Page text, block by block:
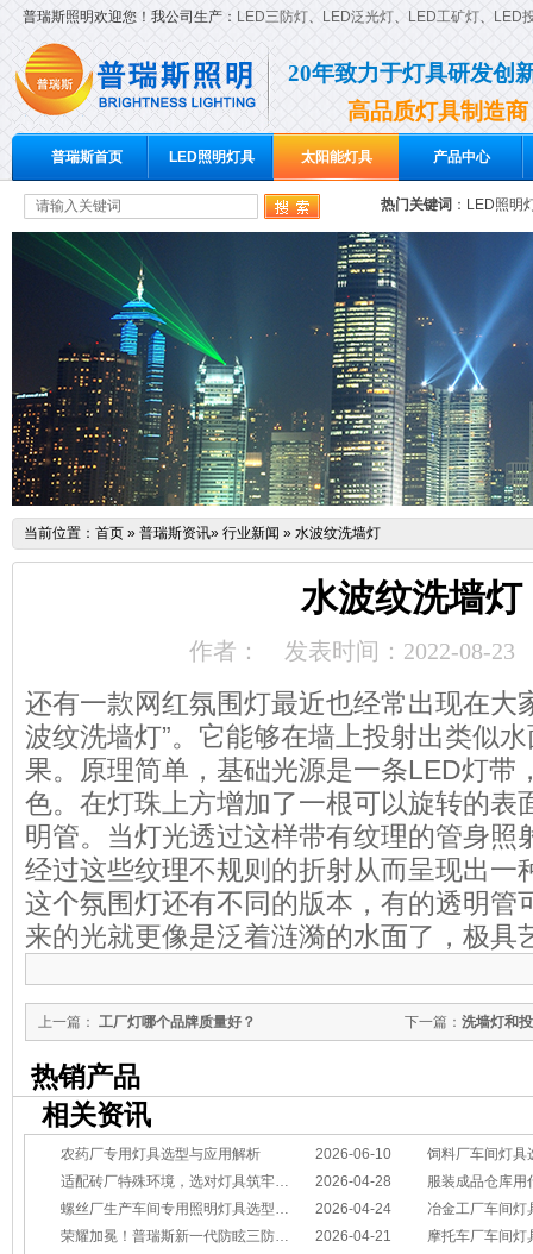
普瑞斯照明欢迎您！我公司生产： LED三防灯、 LED泛光灯、 LED工矿灯、 LED
20年致力于灯具研发创
高品质灯具制造商
普瑞斯首页 LED照明灯具 太阳能灯具 产品中心
热门关键词 ： LED照明
当前位置： 首页 » 普瑞斯资讯» 行业新闻 » 水波纹洗墙灯
水波纹洗墙灯
作者： 发表时间：2022-08-23
还有一款网红氛围灯最近也经常出现在大
波纹洗墙灯”。它能够在墙上投射出类似
果。原理简单，基础光源是一条LED灯带
色。在灯珠上方增加了一根可以旋转的表
明管。当灯光透过这样带有纹理的管身照
经过这些纹理不规则的折射从而呈现出一
这个氛围灯还有不同的版本，有的透明管
来的光就更像是泛着涟漪的水面了，极具
下一篇： 洗墙灯和
上一篇： 工厂灯哪个品牌质量好？
热销产品
相关资讯
2026-06-10
农药厂专用灯具选型与应用解析
饲料厂车间灯具
2026-04-28
适配砖厂特殊环境，选对灯具筑牢生产安全线
服装成品仓库用
2026-04-24
螺丝厂生产车间专用照明灯具选型方案
冶金工厂车间灯具选型指南：
2026-04-21
荣耀加冕！普瑞斯新一代防眩三防灯BC-L斩获2026阿拉丁神灯奖
摩托车厂车间灯具怎么选？